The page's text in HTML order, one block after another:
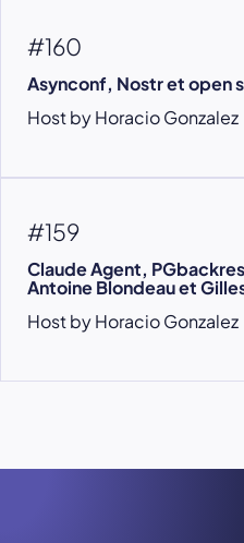
#160
Asynconf, Nostr et open
Host by Horacio Gonzalez
#159
Claude Agent,
Antoine Blondeau et
Host by Horacio Gonzalez